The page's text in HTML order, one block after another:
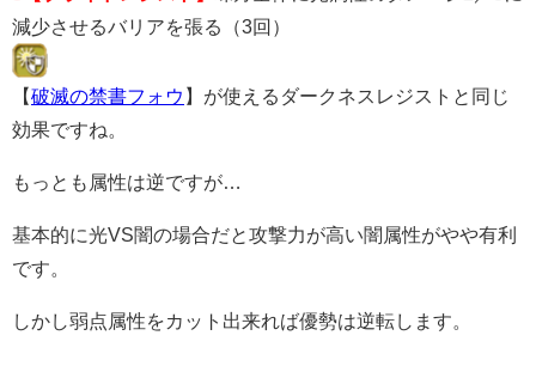
減少させるバリアを張る（3回）
【破滅の禁書フォウ 】が使えるダークネスレジストと同じ
効果ですね。
もっとも属性は逆ですが…
基本的に光VS闇の場合だと攻撃力が高い闇属性がやや有利
です。
しかし弱点属性をカット出来れば優勢は逆転します。